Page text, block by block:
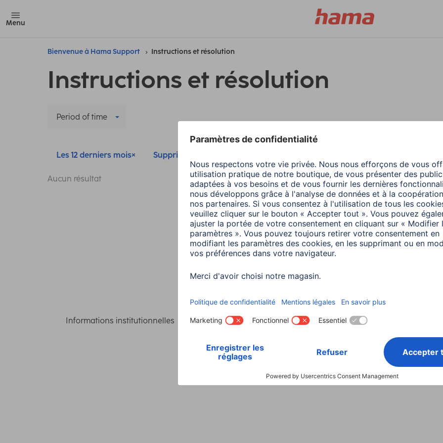
Menu
Bienvenue à Hama Support Instructions et résolution
Instructions et résolution
Period of time
Les 12 derniers mois Supprimer tous les filtres
Aucun résultat
Choisissez un pays
Informations institutionnelles Confidentialité et Securité Conditions de garantie